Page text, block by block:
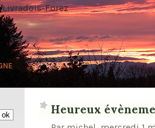
Livradois-Forez
Heureux